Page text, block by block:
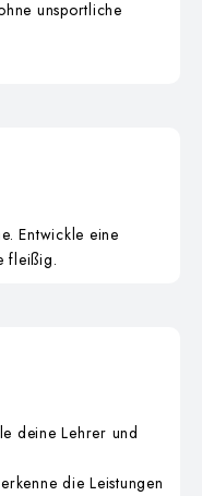
unsportliche
Entwickle eine
fleißig.
deine Lehrer und
die Leistungen